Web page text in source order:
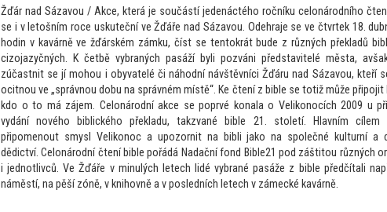
Žďár nad Sázavou / Akce, která je součástí jedenáctého ročníku celonárodního
se i v letošním roce uskuteční ve Žďáře nad Sázavou. Odehraje se ve čtvrtek 18.
hodin v kavárně ve žďárském zámku, číst se tentokrát bude z různých překladů
cizojazyčných. K četbě vybraných pasáží byli pozváni představitelé města,
zúčastnit se jí mohou i obyvatelé či náhodní návštěvníci Žďáru nad Sázavou, kteří
ocitnou ve „správnou dobu na správném místě“. Ke čtení z bible se totiž může připojit
kdo o to má zájem. Celonárodní akce se poprvé konala o Velikonocích 2009 u
vydání nového biblického překladu, takzvané bible 21. století. Hlavním cílem
připomenout smysl Velikonoc a upozornit na bibli jako na společné kulturní a
dědictví. Celonárodní čtení bible pořádá Nadační fond Bible21 pod záštitou různých
i jednotlivců. Ve Žďáře v minulých letech lidé vybrané pasáže z bible předčítali
náměstí, na pěší zóně, v knihovně a v posledních letech v zámecké kavárně.